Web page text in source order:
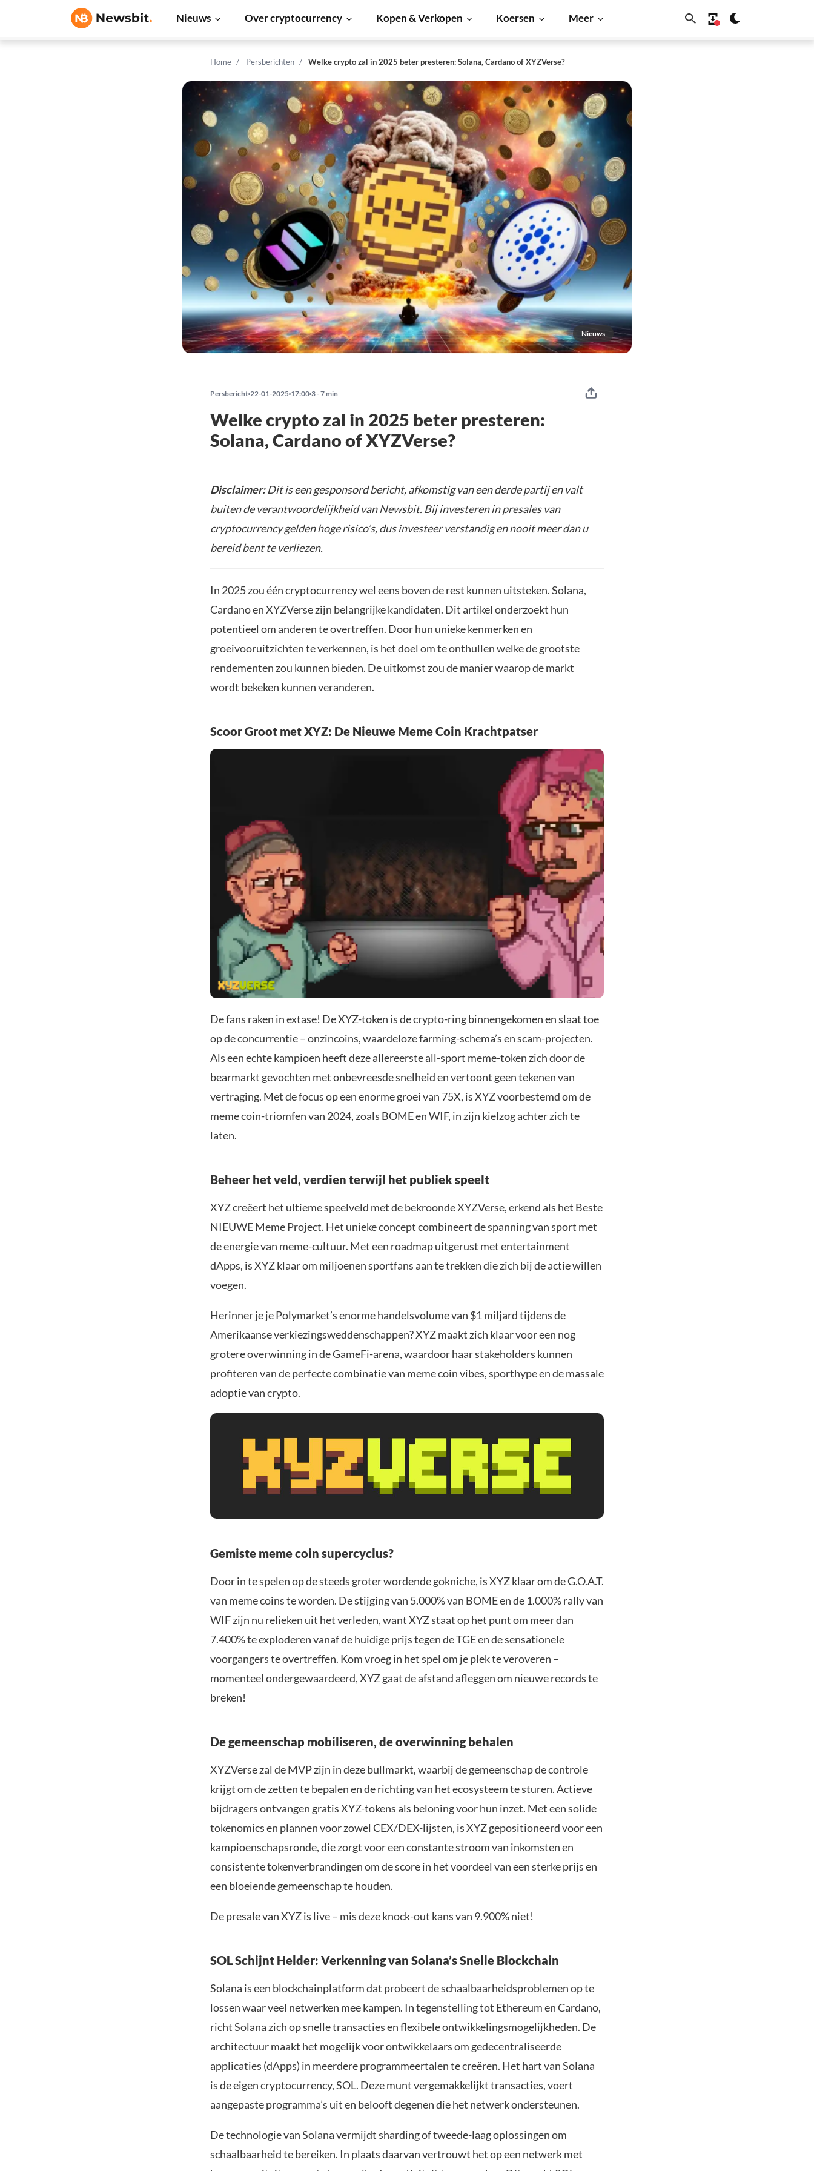
Nieuws Over cryptocurrency Kopen & Verkopen Koersen Meer
Home Persberichten Welke crypto zal in 2025 beter presteren: Solana, Cardano of XYZVerse?
Nieuws
Persbericht 22-01-2025 17:00 3 - 7 min
Welke crypto zal in 2025 beter presteren:
Solana, Cardano of XYZVerse?
Disclaimer:Dit is een gesponsord bericht, afkomstig van een derde partij en valt
buiten de verantwoordelijkheid van Newsbit. Bij investeren in presales van
cryptocurrency gelden hoge risico’s, dus investeer verstandig en nooit meer dan u
bereid bent te verliezen.
In 2025 zou één cryptocurrency wel eens boven de rest kunnen uitsteken. Solana,
Cardano en XYZVerse zijn belangrijke kandidaten. Dit artikel onderzoekt hun
potentieel om anderen te overtreffen. Door hun unieke kenmerken en
groeivooruitzichten te verkennen, is het doel om te onthullen welke de grootste
rendementen zou kunnen bieden. De uitkomst zou de manier waarop de markt
wordt bekeken kunnen veranderen.
Scoor Groot met XYZ: De Nieuwe Meme Coin Krachtpatser
De fans raken in extase! De XYZ-token is de crypto-ring binnengekomen en slaat toe
op de concurrentie – onzincoins, waardeloze farming-schema’s en scam-projecten.
Als een echte kampioen heeft deze allereerste all-sport meme-token zich door de
bearmarkt gevochten met onbevreesde snelheid en vertoont geen tekenen van
vertraging. Met de focus op een enorme groei van 75X, is XYZ voorbestemd om de
meme coin-triomfen van 2024, zoals BOME en WIF, in zijn kielzog achter zich te
laten.
Beheer het veld, verdien terwijl het publiek speelt
XYZ creëert het ultieme speelveld met de bekroonde XYZVerse, erkend als het Beste
NIEUWE Meme Project. Het unieke concept combineert de spanning van sport met
de energie van meme-cultuur. Met een roadmap uitgerust met entertainment
dApps, is XYZ klaar om miljoenen sportfans aan te trekken die zich bij de actie willen
voegen.
Herinner je je Polymarket’s enorme handelsvolume van $1 miljard tijdens de
Amerikaanse verkiezingsweddenschappen? XYZ maakt zich klaar voor een nog
grotere overwinning in de GameFi-arena, waardoor haar stakeholders kunnen
profiteren van de perfecte combinatie van meme coin vibes, sporthype en de massale
adoptie van crypto.
Gemiste meme coin supercyclus?
Door in te spelen op de steeds groter wordende gokniche, is XYZ klaar om de G.O.A.T.
van meme coins te worden. De stijging van 5.000% van BOME en de 1.000% rally van
WIF zijn nu relieken uit het verleden, want XYZ staat op het punt om meer dan
7.400% te exploderen vanaf de huidige prijs tegen de TGE en de sensationele
voorgangers te overtreffen. Kom vroeg in het spel om je plek te veroveren –
momenteel ondergewaardeerd, XYZ gaat de afstand afleggen om nieuwe records te
breken!
De gemeenschap mobiliseren, de overwinning behalen
XYZVerse zal de MVP zijn in deze bullmarkt, waarbij de gemeenschap de controle
krijgt om de zetten te bepalen en de richting van het ecosysteem te sturen. Actieve
bijdragers ontvangen gratis XYZ-tokens als beloning voor hun inzet. Met een solide
tokenomics en plannen voor zowel CEX/DEX-lijsten, is XYZ gepositioneerd voor een
kampioenschapsronde, die zorgt voor een constante stroom van inkomsten en
consistente tokenverbrandingen om de score in het voordeel van een sterke prijs en
een bloeiende gemeenschap te houden.
De presale van XYZ is live – mis deze knock-out kans van 9.900% niet!
SOL Schijnt Helder: Verkenning van Solana’s Snelle Blockchain
Solana is een blockchainplatform dat probeert de schaalbaarheidsproblemen op te
lossen waar veel netwerken mee kampen. In tegenstelling tot Ethereum en Cardano,
richt Solana zich op snelle transacties en flexibele ontwikkelingsmogelijkheden. De
architectuur maakt het mogelijk voor ontwikkelaars om gedecentraliseerde
applicaties (dApps) in meerdere programmeertalen te creëren. Het hart van Solana
is de eigen cryptocurrency, SOL. Deze munt vergemakkelijkt transacties, voert
aangepaste programma’s uit en belooft degenen die het netwerk ondersteunen.
De technologie van Solana vermijdt sharding of tweede-laag oplossingen om
schaalbaarheid te bereiken. In plaats daarvan vertrouwt het op een netwerk met